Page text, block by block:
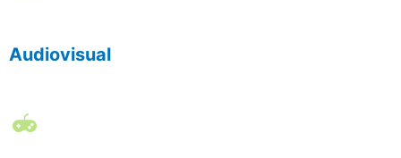
Audiovisual